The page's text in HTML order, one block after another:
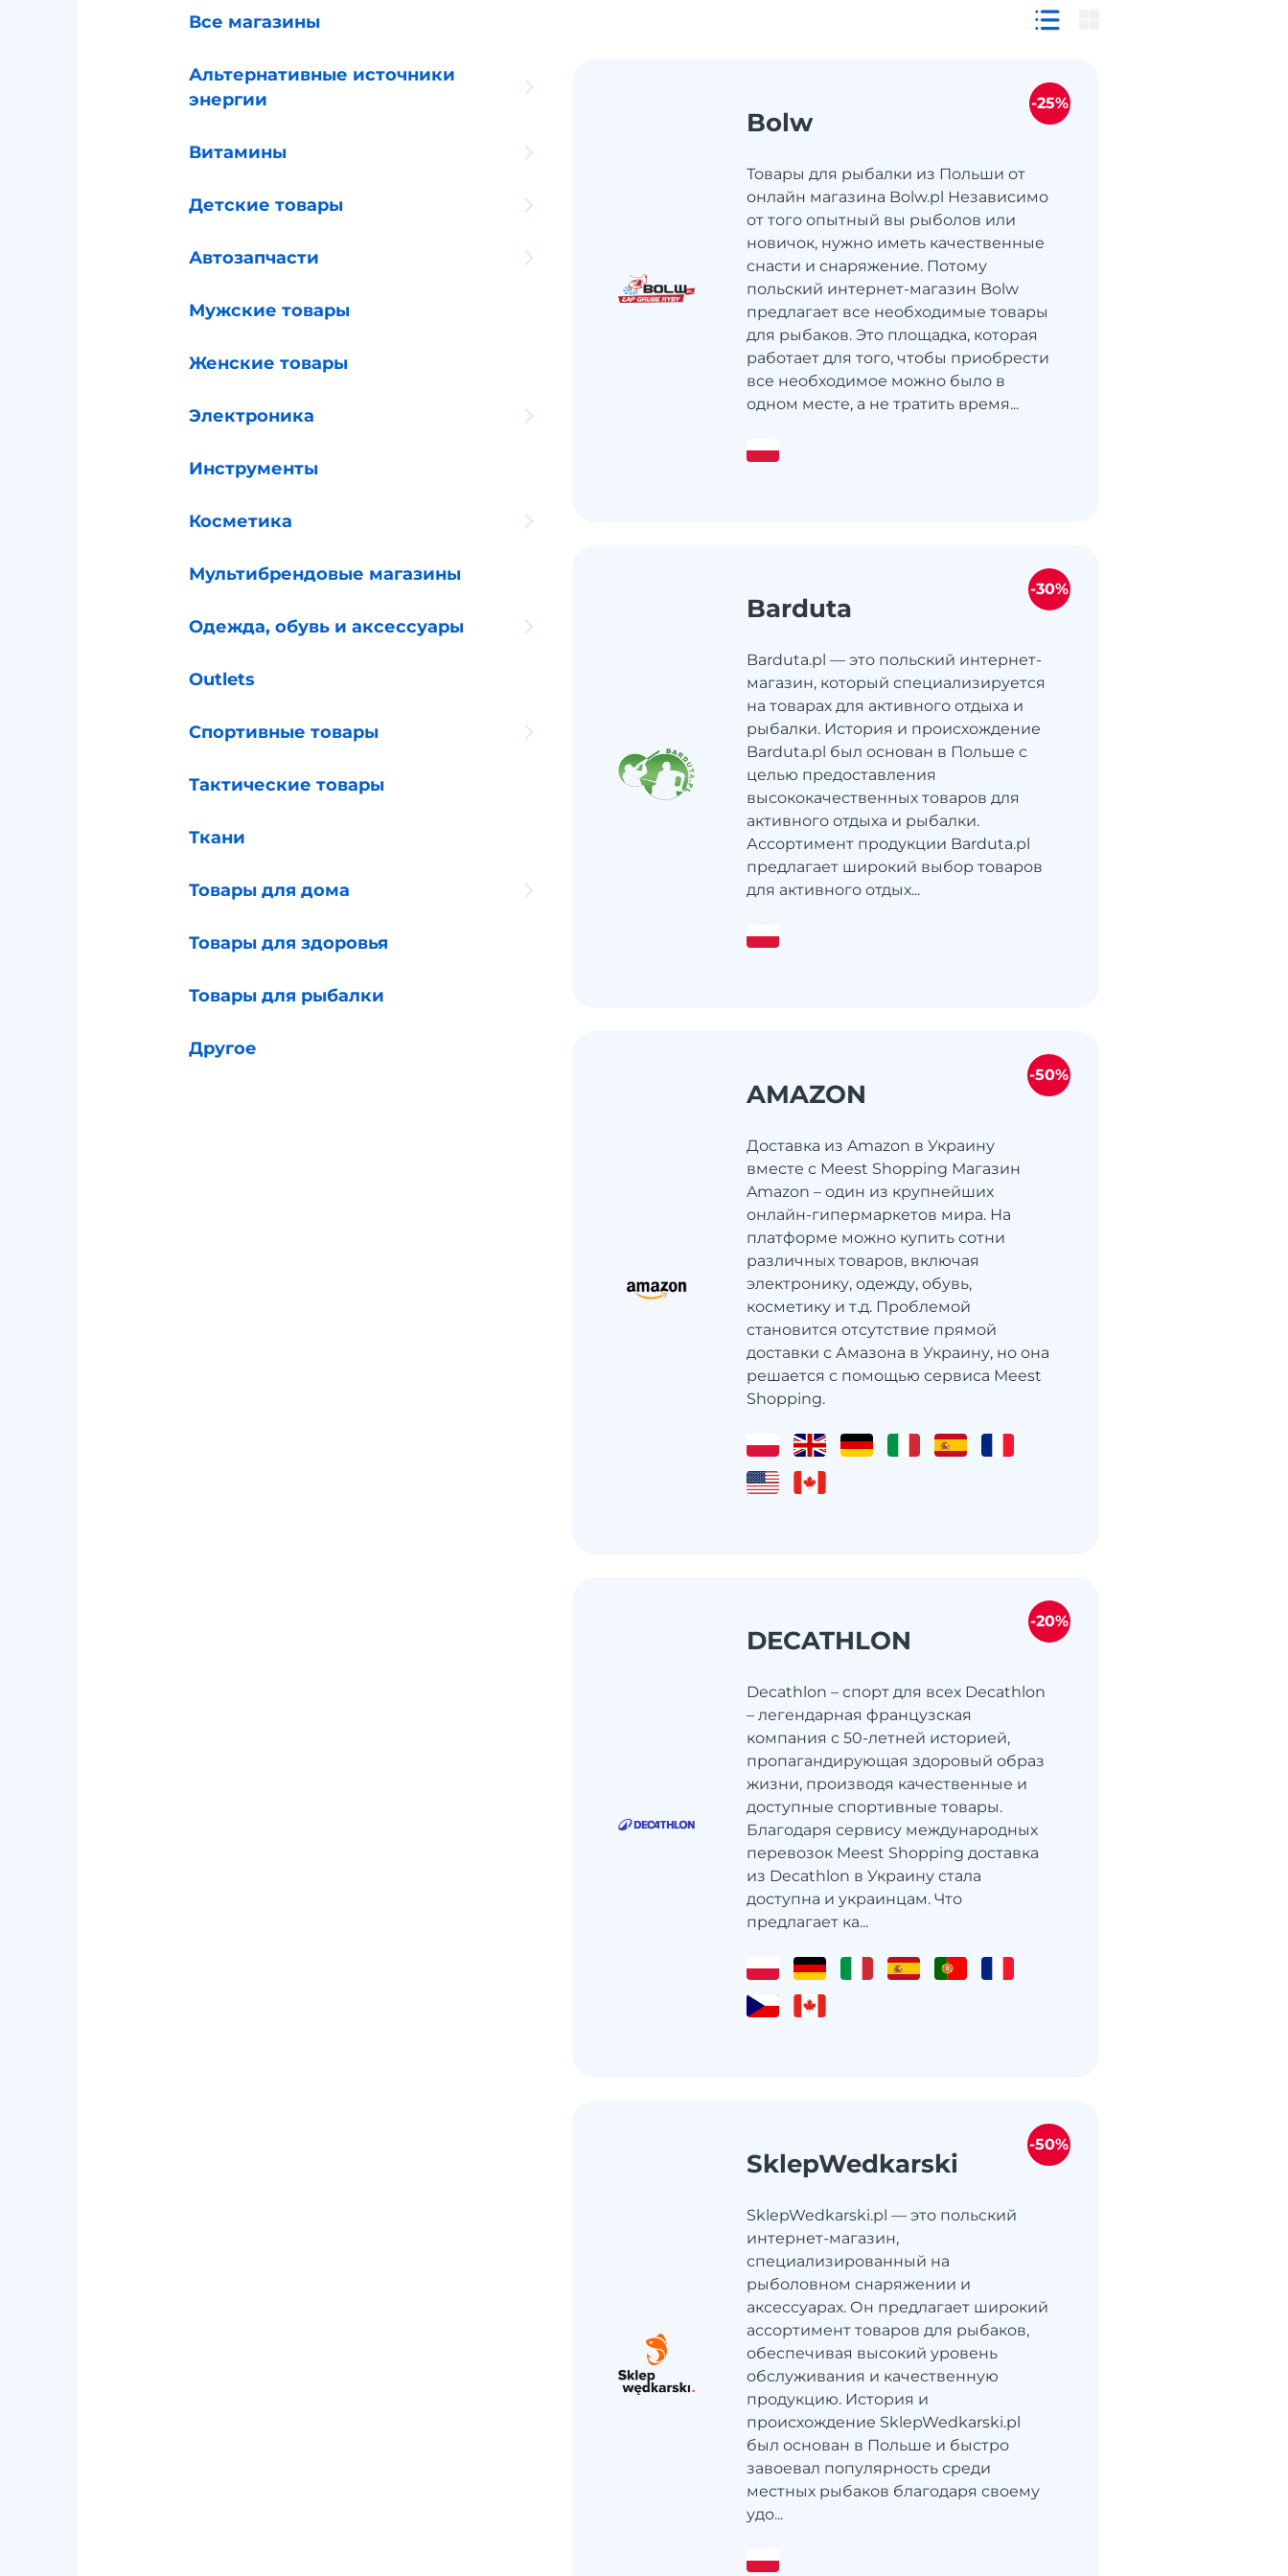
Все магазины
Альтернативные источники
энергии
Витамины
Детские товары
Автозапчасти
Мужские товары
Женские товары
Электроника
Инструменты
Косметика
Мультибрендовые магазины
Одежда, обувь и аксессуары
Outlets
Спортивные товары
Тактические товары
Ткани
Товары для дома
Товары для здоровья
Товары для рыбалки
Другое
Bolw
Товары для рыбалки из Польши от
онлайн магазина Bolw.pl Независимо
от того опытный вы рыболов или
новичок, нужно иметь качественные
снасти и снаряжение. Потому
польский интернет-магазин Bolw
предлагает все необходимые товары
для рыбаков. Это площадка, которая
работает для того, чтобы приобрести
все необходимое можно было в
одном месте, а не тратить время...
-25%
Barduta
Barduta.pl — это польский интернет-
магазин, который специализируется
на товарах для активного отдыха и
рыбалки. История и происхождение
Barduta.pl был основан в Польше с
целью предоставления
высококачественных товаров для
активного отдыха и рыбалки.
Ассортимент продукции Barduta.pl
предлагает широкий выбор товаров
для активного отдых...
-30%
AMAZON
Доставка из Amazon в Украину
вместе с Meest Shopping Магазин
Amazon – один из крупнейших
онлайн-гипермаркетов мира. На
платформе можно купить сотни
различных товаров, включая
электронику, одежду, обувь,
косметику и т.д. Проблемой
становится отсутствие прямой
доставки с Амазона в Украину, но она
решается с помощью сервиса Meest
Shopping.
-50%
DECATHLON
Decathlon – спорт для всех Decathlon
– легендарная французская
компания с 50-летней историей,
пропагандирующая здоровый образ
жизни, производя качественные и
доступные спортивные товары.
Благодаря сервису международных
перевозок Meest Shopping доставка
из Decathlon в Украину стала
доступна и украинцам. Что
предлагает ка...
-20%
SklepWedkarski
SklepWedkarski.pl — это польский
интернет-магазин,
специализированный на
рыболовном снаряжении и
аксессуарах. Он предлагает широкий
ассортимент товаров для рыбаков,
обеспечивая высокий уровень
обслуживания и качественную
продукцию. История и
происхождение SklepWedkarski.pl
был основан в Польше и быстро
завоевал популярность среди
местных рыбаков благодаря своему
удо...
-50%